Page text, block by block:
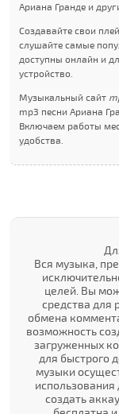
Ариана Гранде и
Создавайте свои
слушайте самые
доступны онлайн и
устройство.
Музыкальный сайт
mp3 песни Ариана
Включаем работы
удобства.
Вся музыка,
целей. Вы
средства для
обмена
возможность
загруженных
для быстрого
музыки
создать